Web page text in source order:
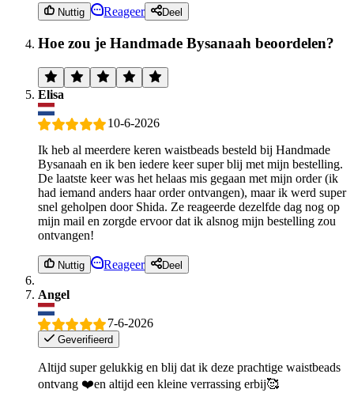
Nuttig Reageer Deel
Hoe zou je Handmade Bysanaah beoordelen?
Elisa
10-6-2026
Ik heb al meerdere keren waistbeads besteld bij Handmade
Bysanaah en ik ben iedere keer super blij met mijn bestelling.
De laatste keer was het helaas mis gegaan met mijn order (ik
had iemand anders haar order ontvangen), maar ik werd super
snel geholpen door Shida. Ze reageerde dezelfde dag nog op
mijn mail en zorgde ervoor dat ik alsnog mijn bestelling zou
ontvangen!
Nuttig Reageer Deel
Angel
7-6-2026
Geverifieerd
Altijd super gelukkig en blij dat ik deze prachtige waistbeads
ontvang ❤️en altijd een kleine verrassing erbij🥰